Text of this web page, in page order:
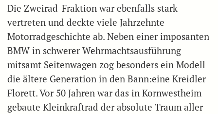
Die Zweirad-Fraktion war ebenfalls stark
vertreten und deckte viele Jahrzehnte
Motorradgeschichte ab. Neben einer imposanten
BMW in schwerer Wehrmachtsausführung
mitsamt Seitenwagen zog besonders ein Modell
die ältere Generation in den Bann:eine Kreidler
Florett. Vor 50 Jahren war das in Kornwestheim
gebaute Kleinkraftrad der absolute Traum aller